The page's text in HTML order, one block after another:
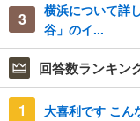
3
横浜について詳
谷」のイ...
回答数ランキン
1 大喜利です こん